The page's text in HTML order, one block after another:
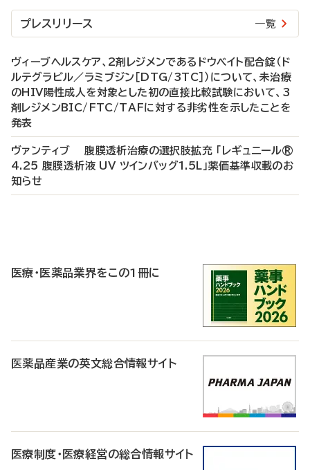
プレスリリース 一覧
ヴィーブヘルスケア、2剤レジメンであるドウベイト配合錠（ド
ルテグラビル／ラミブジン［DTG/3TC］）について、未治療
のHIV陽性成人を対象とした初の直接比較試験において、3
剤レジメンBIC/FTC/TAFに対する非劣性を示したことを
発表
ヴァンティブ 腹膜透析治療の選択肢拡充 「レギュニール®
4.25 腹膜透析液 UV ツインバッグ1.5L」薬価基準収載のお
知らせ
医療・医薬品業界をこの1冊に
医薬品産業の英文総合情報サイト
医療制度・医療経営の総合情報サイト